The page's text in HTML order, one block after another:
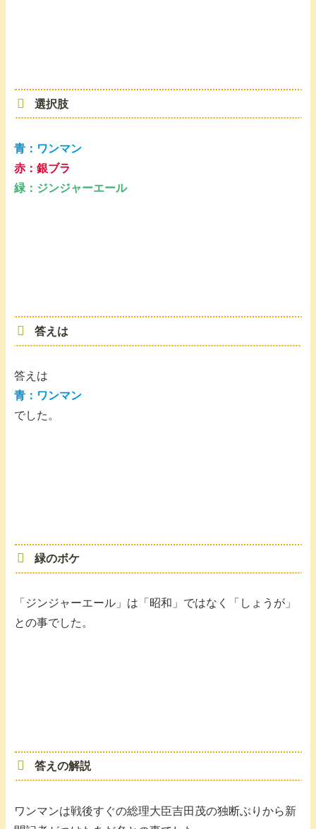
選択肢
青：ワンマン
赤：銀ブラ
緑：ジンジャーエール
答えは
答えは
青：ワンマン
でした。
緑のボケ
「ジンジャーエール」は「昭和」ではなく「しょうが」
との事でした。
答えの解説
ワンマンは戦後すぐの総理大臣吉田茂の独断ぶりから新